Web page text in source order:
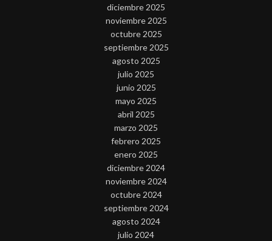
diciembre 2025
noviembre 2025
octubre 2025
septiembre 2025
agosto 2025
julio 2025
junio 2025
mayo 2025
abril 2025
marzo 2025
febrero 2025
enero 2025
diciembre 2024
noviembre 2024
octubre 2024
septiembre 2024
agosto 2024
julio 2024